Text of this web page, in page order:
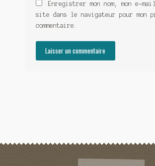
Enregistrer mon nom, mon e-
site dans le navigateur pour mon
commentaire.